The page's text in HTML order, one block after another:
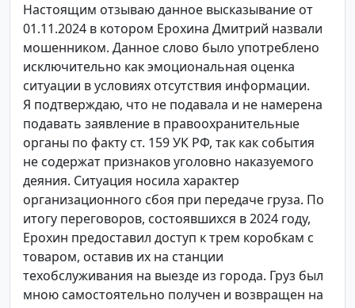
Настоящим отзываю данное высказывание от
01.11.2024 в котором Ерохина Дмитрий назвали
мошенником. Данное слово было употреблено
исключительно как эмоциональная оценка
ситуации в условиях отсутствия информации.
Я подтверждаю, что не подавала и не намерена
подавать заявление в правоохранительные
органы по факту ст. 159 УК РФ, так как события
не содержат признаков уголовно наказуемого
деяния. Ситуация носила характер
организационного сбоя при передаче груза. По
итогу переговоров, состоявшихся в 2024 году,
Ерохин предоставил доступ к трем коробкам с
товаром, оставив их на станции
техобслуживания на выезде из города. Груз был
мною самостоятельно получен и возвращен на